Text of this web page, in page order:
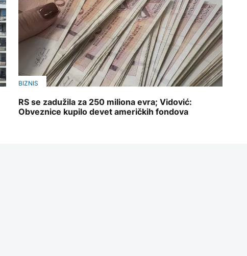
BIZNIS
RS se zadužila za 250 miliona evra; Vidović:
Obveznice kupilo devet američkih fondova